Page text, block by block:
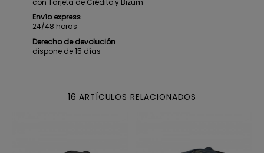
Envío express
24/48 horas
Derecho de devolución
dispone de 15 días
16 ARTÍCULOS RELACIONADOS